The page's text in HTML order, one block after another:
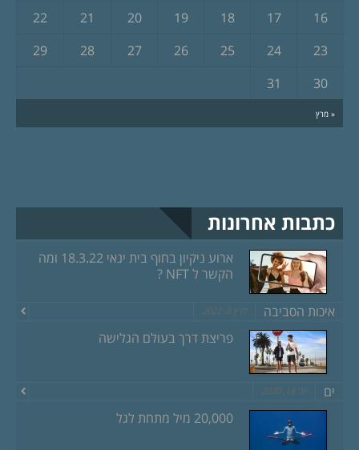
« מרץ
16
17
18
19
20
21
22
23
24
25
26
27
28
29
30
31
כתבות אחרונות
ארוע ניקיון בחוף בית ינאי 18.3.22 ומה
הקשר ל NFT ?
איכות הסביבה מרץ 8, 2022
פריצת דרך בעולם הגלישה
ים יוני 18, 2020
20,000 מיל מתחת לגל